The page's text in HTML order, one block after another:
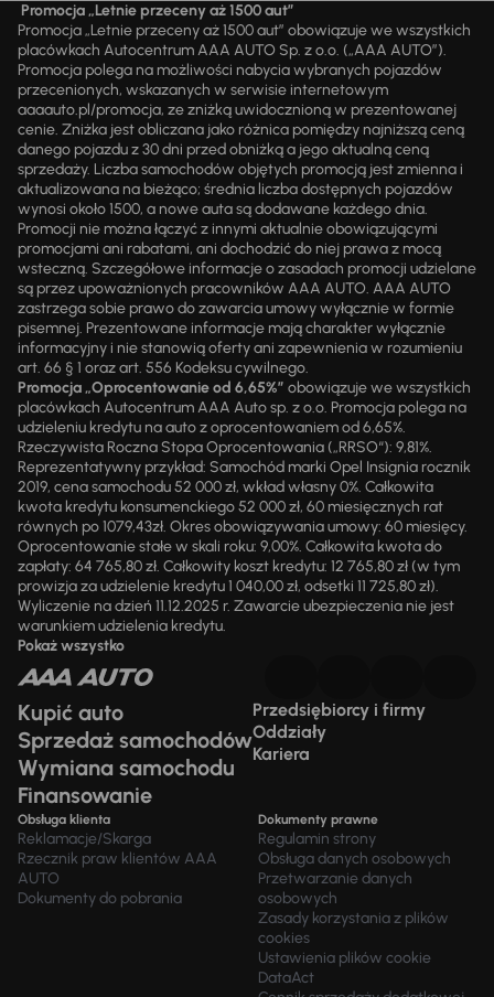
Promocja „Letnie przeceny aż 1500 aut”
Promocja „Letnie przeceny aż 1500 aut” obowiązuje we wszystkich
placówkach Autocentrum AAA AUTO Sp. z o.o. („AAA AUTO”).
Promocja polega na możliwości nabycia wybranych pojazdów
przecenionych, wskazanych w serwisie internetowym
aaaauto.pl/promocja, ze zniżką uwidocznioną w prezentowanej
cenie. Zniżka jest obliczana jako różnica pomiędzy najniższą ceną
danego pojazdu z 30 dni przed obniżką a jego aktualną ceną
sprzedaży. Liczba samochodów objętych promocją jest zmienna i
aktualizowana na bieżąco; średnia liczba dostępnych pojazdów
wynosi około 1500, a nowe auta są dodawane każdego dnia.
Promocji nie można łączyć z innymi aktualnie obowiązującymi
promocjami ani rabatami, ani dochodzić do niej prawa z mocą
wsteczną. Szczegółowe informacje o zasadach promocji udzielane
są przez upoważnionych pracowników AAA AUTO. AAA AUTO
zastrzega sobie prawo do zawarcia umowy wyłącznie w formie
pisemnej. Prezentowane informacje mają charakter wyłącznie
informacyjny i nie stanowią oferty ani zapewnienia w rozumieniu
art. 66 § 1 oraz art. 556 Kodeksu cywilnego.
Promocja „Oprocentowanie od 6,65%” obowiązuje we wszystkich
placówkach Autocentrum AAA Auto sp. z o.o. Promocja polega na
udzieleniu kredytu na auto z oprocentowaniem od 6,65%.
Rzeczywista Roczna Stopa Oprocentowania („RRSO“): 9,81%.
Reprezentatywny przykład: Samochód marki Opel Insignia rocznik
2019, cena samochodu 52 000 zł, wkład własny 0%. Całkowita
kwota kredytu konsumenckiego 52 000 zł, 60 miesięcznych rat
równych po 1079,43zł. Okres obowiązywania umowy: 60 miesięcy.
Oprocentowanie stałe w skali roku: 9,00%. Całkowita kwota do
zapłaty: 64 765,80 zł. Całkowity koszt kredytu: 12 765,80 zł (w tym
prowizja za udzielenie kredytu 1 040,00 zł, odsetki 11 725,80 zł).
Wyliczenie na dzień 11.12.2025 r. Zawarcie ubezpieczenia nie jest
warunkiem udzielenia kredytu.
Pokaż wszystko
Kupić auto
Sprzedaż samochodów
Wymiana samochodu
Finansowanie
Przedsiębiorcy i firmy
Oddziały
Kariera
Obsługa klienta
Reklamacje/Skarga
Rzecznik praw klientów AAA
AUTO
Dokumenty do pobrania
Dokumenty prawne
Regulamin strony
Obsługa danych osobowych
Przetwarzanie danych
osobowych
Zasady korzystania z plików
cookies
Ustawienia plików cookie
DataAct